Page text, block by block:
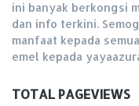
ini banyak berkongsi
dan info terkini.
manfaat kepada
emel kepada
TOTAL PAGEVIEWS